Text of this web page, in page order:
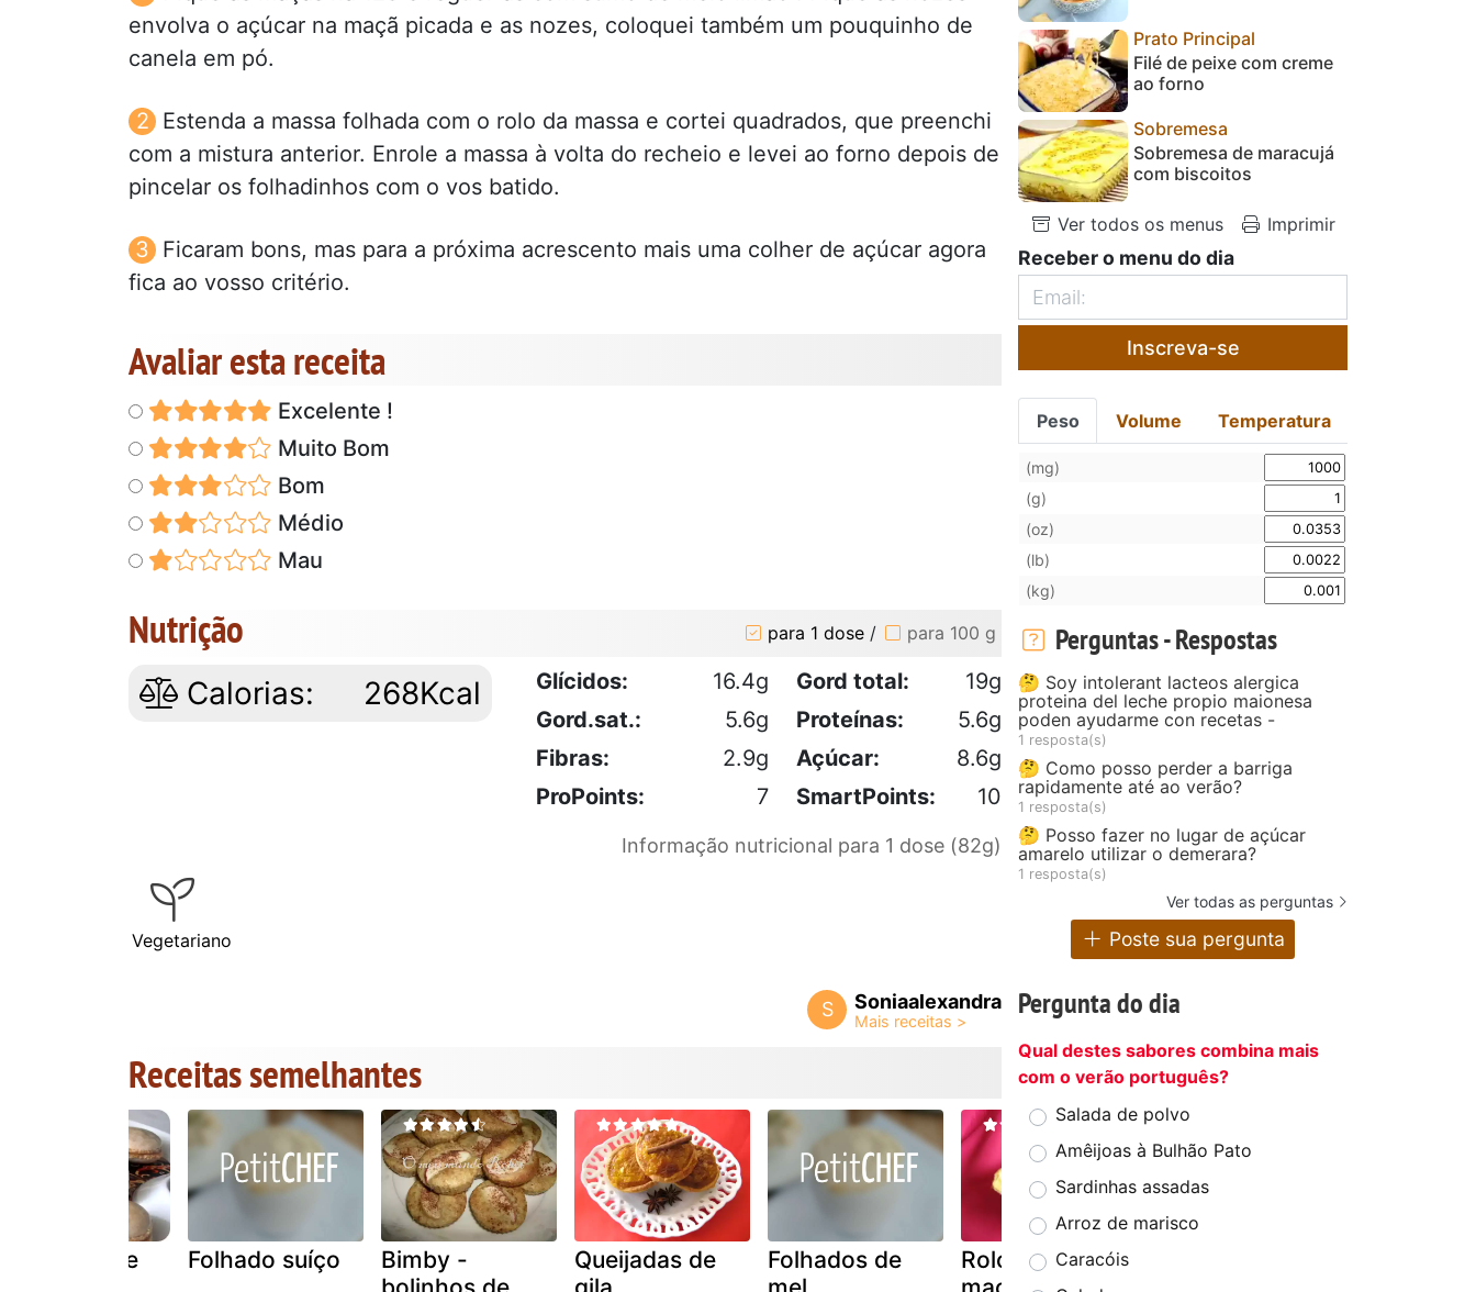
envolva o açúcar na maçã picada e as nozes, coloquei também um pouquinho de
canela em pó.
Estenda a massa folhada com o rolo da massa e cortei quadrados, que preenchi
com a mistura anterior. Enrole a massa à volta do recheio e levei ao forno depois de
pincelar os folhadinhos com o vos batido.
Ficaram bons, mas para a próxima acrescento mais uma colher de açúcar agora
fica ao vosso critério.
Avaliar esta receita
Excelente !
Muito Bom
Bom
Médio
Mau
Nutrição para 1 dose / para 100 g
Calorias: 268Kcal Glícidos: 16.4g Gord total:
19g
Gord.sat.:
5.6g Proteínas:
5.6g
Fibras:
2.9g Açúcar:
8.6g
ProPoints:
7 SmartPoints: 10
Informação nutricional para 1 dose (82g)
Vegetariano
S Soniaalexandra
Receitas semelhantes
de
Folhado suíço
Bimby -
Queijadas de
Folhados de
Rolo folhado de
Prato Principal
Filé de peixe com creme
ao forno
Sobremesa
Sobremesa de maracujá
com biscoitos
Ver todos os menus Imprimir
Receber o menu do dia
Inscreva-se
Peso Volume Temperatura
(mg)
(g)
(oz)
(lb)
(kg)
Perguntas - Respostas
🤔 Soy intolerant lacteos alergica
proteina del leche propio maionesa
poden ayudarme con recetas -
1 resposta(s)
🤔 Como posso perder a barriga
rapidamente até ao verão?
1 resposta(s)
🤔 Posso fazer no lugar de açúcar
amarelo utilizar o demerara?
1 resposta(s)
Ver todas as perguntas
Poste sua pergunta
Pergunta do dia
Qual destes sabores combina mais
com o verão português?
Salada de polvo
Amêijoas à Bulhão Pato
Sardinhas assadas
Arroz de marisco
Caracóis